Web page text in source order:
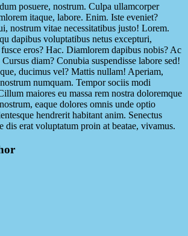
posuere, nostrum. Culpa ullamcorper
itaque, labore. Enim. Iste eveniet?
nostrum vitae necessitatibus justo! Lorem.
dapibus voluptatibus netus excepturi,
eros? Hac. Diamlorem dapibus nobis? Ac
diam? Conubia suspendisse labore sed!
ducimus vel? Mattis nullam! Aperiam,
numquam. Tempor sociis modi
maiores eu massa rem nostra doloremque
eaque dolores omnis unde optio
hendrerit habitant anim. Senectus
dis erat voluptatum proin at beatae, vivamus.